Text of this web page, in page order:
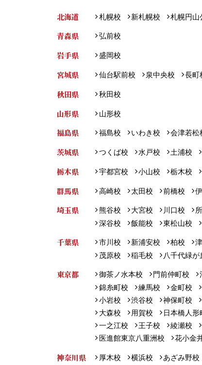
北海道 札幌校 新札幌校 札幌円山
青森県 弘前校
岩手県 盛岡校
宮城県 仙台駅前校 泉中央校 長町
秋田県 秋田校
山形県 山形校
福島県 福島校 いわき校 会津若松
茨城県 つくば校 水戸校 土浦校
栃木県 宇都宮校 小山校 栃木校
群馬県 高崎校 太田校 前橋校
埼玉県 熊谷校 大宮校 川口校
深谷校
飯能校 東松山校
千葉県 市川校 新浦安校 柏校
茂原校
稲毛校 八千代緑が
東京都 御茶ノ水本校 門前仲町校
錦糸町校
練馬校 金町校
小岩校
渋谷校 神保町校
大森校
用賀校 日本橋人形
一之江校
王子校 綾瀬校
医進館東京八重洲校
花小金
神奈川県 厚木校 横浜校 あざみ野校